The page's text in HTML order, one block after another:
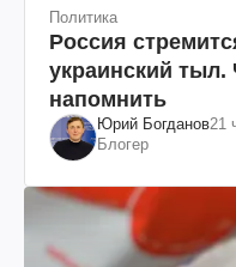
Политика
Россия
украинский тыл.
напомнить
Юрий Богданов21
Блогер